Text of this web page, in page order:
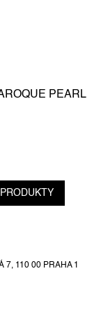
PEARL
7, 110 00 PRAHA 1